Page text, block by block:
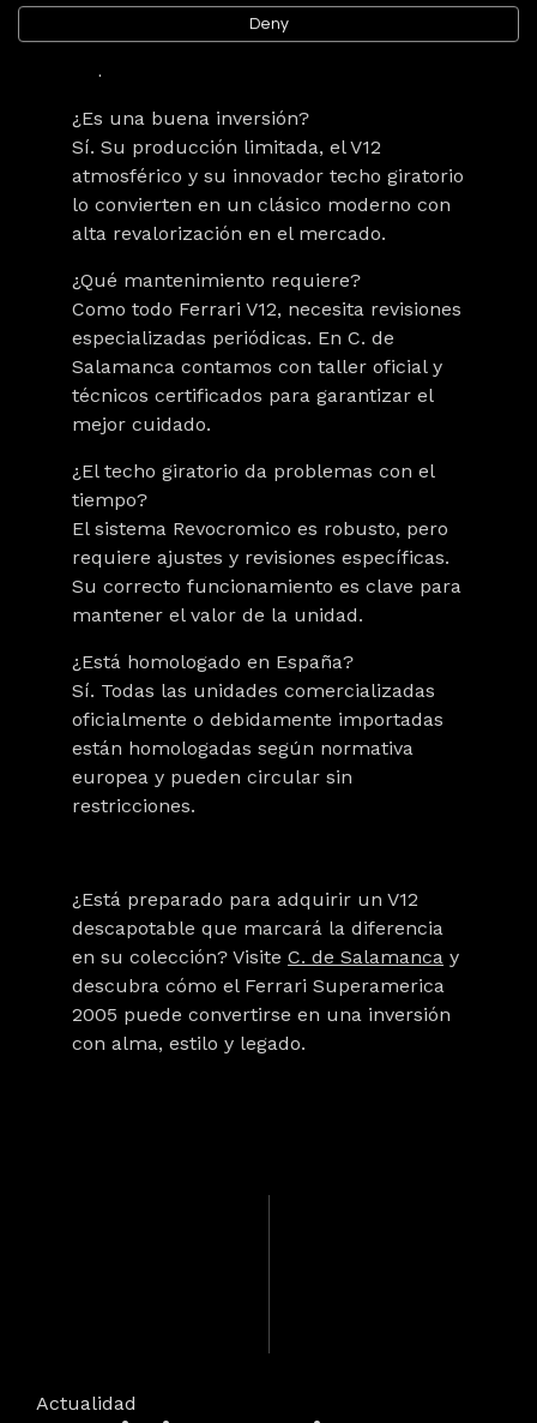
Preguntas frecuentes sobre el Ferrari
¿Es una buena inversión?
Sí. Su producción limitada, el V12
atmosférico y su innovador techo giratorio
lo convierten en un clásico moderno con
alta revalorización en el mercado.
¿Qué mantenimiento requiere?
Como todo Ferrari V12, necesita revisiones
especializadas periódicas. En C. de
Salamanca contamos con taller oficial y
técnicos certificados para garantizar el
mejor cuidado.
¿El techo giratorio da problemas con el
tiempo?
El sistema Revocromico es robusto, pero
requiere ajustes y revisiones específicas.
Su correcto funcionamiento es clave para
mantener el valor de la unidad.
¿Está homologado en España?
Sí. Todas las unidades comercializadas
oficialmente o debidamente importadas
están homologadas según normativa
europea y pueden circular sin
restricciones.
¿Está preparado para adquirir un V12
descapotable que marcará la diferencia
en su colección? Visite C. de Salamanca y
descubra cómo el Ferrari Superamerica
2005 puede convertirse en una inversión
con alma, estilo y legado.
Actualidad
Deny